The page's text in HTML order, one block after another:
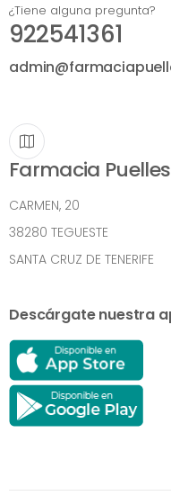
¿Tiene alguna pregunta?
922541361
Farmacia
CARMEN, 20
38280 TEGUESTE
SANTA CRUZ DE TENERIFE
Descárgate nuestra